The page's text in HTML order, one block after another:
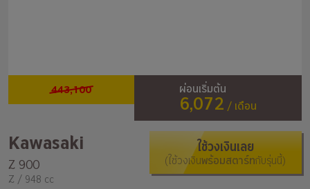
443,100 ผ่อนเริ่มต้น
6,072 / เดือน
Kawasaki
Z 900
Z / 948 cc
ใช้วงเงินเลย
(ใช้วงเงินพร้อมสตาร์ทกับรุ่นนี้)